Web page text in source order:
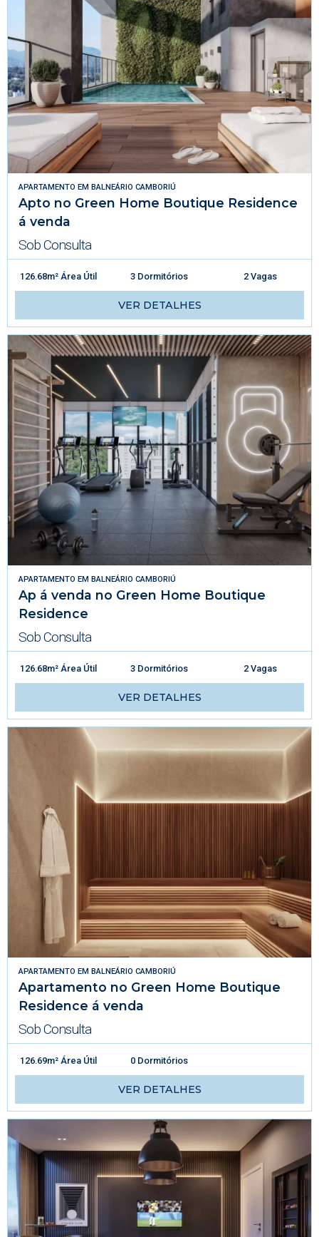
APARTAMENTO EM BALNEÁRIO CAMBORIÚ
Apto no Green Home Boutique Residence
á venda
Sob Consulta
126.68m² Área Útil 3 Dormitórios 2 Vagas
VER DETALHES
APARTAMENTO EM BALNEÁRIO CAMBORIÚ
Ap á venda no Green Home Boutique
Residence
Sob Consulta
126.68m² Área Útil 3 Dormitórios 2 Vagas
VER DETALHES
APARTAMENTO EM BALNEÁRIO CAMBORIÚ
Apartamento no Green Home Boutique
Residence á venda
Sob Consulta
126.69m² Área Útil 0 Dormitórios
VER DETALHES